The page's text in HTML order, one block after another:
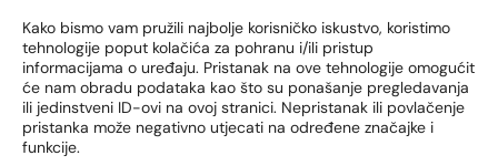
Kako bismo vam pružili najbolje korisničko iskustvo, koristimo
tehnologije poput kolačića za pohranu i/ili pristup
informacijama o uređaju. Pristanak na ove tehnologije omogućit
će nam obradu podataka kao što su ponašanje pregledavanja
ili jedinstveni ID-ovi na ovoj stranici. Nepristanak ili povlačenje
pristanka može negativno utjecati na određene značajke i
funkcije.
kreme, losione, ulja ili šminke s onog segmenta kože na
kojem provodimo tretman.
Prije zahvata je potrebno ostati hidratiziran. Stoga
preporučujemoredovnu konzumaciju tekućine i
izbjegavanje bilo kojih aktivnosti koje bi vas učinile